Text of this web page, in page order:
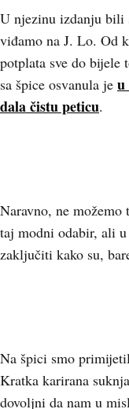
U njezinu izdanju bili
viđamo na J. Lo. Od
potplata sve do bijele
sa špice osvanula je u
dala čistu peticu.
Naravno, ne
taj modni odabir, ali
zaključiti kako su,
Na špici smo
Kratka karirana
dovoljni da nam u